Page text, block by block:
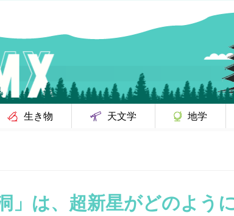
生き物 天文学 地学
」は、超新星がどのよう